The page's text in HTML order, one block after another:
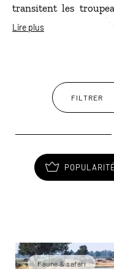
transitent les
direction de
sanctuaire des
lion, au léopard, en
Lire plus
FILTRER
POPULARITÉ
Faune & safari